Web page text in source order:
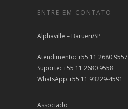
ENTRE EM CONTATO
Alphaville – Barueri/SP
Atendimento: +55 11 2680 9557
Suporte: +55 11 2680 9558
WhatsApp:+55 11 93229-4591
Associado